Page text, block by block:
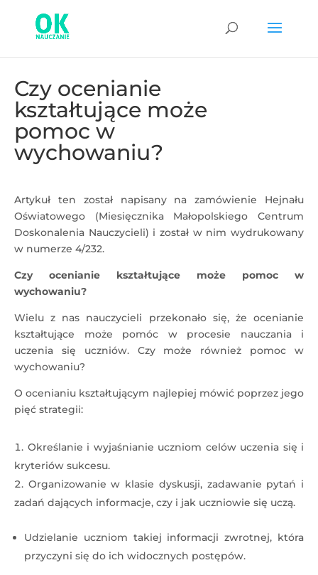
Czy ocenianie
kształtujące może
pomoc w
wychowaniu?
Artykuł ten został napisany na zamówienie Hejnału
Oświatowego (Miesięcznika Małopolskiego Centrum
Doskonalenia Nauczycieli) i został w nim wydrukowany
w numerze 4/232.
Czy ocenianie kształtujące może pomoc w
wychowaniu?
Wielu z nas nauczycieli przekonało się, że ocenianie
kształtujące może pomóc w procesie nauczania i
uczenia się uczniów. Czy może również pomoc w
wychowaniu?
O ocenianiu kształtującym najlepiej mówić poprzez jego
pięć strategii:
Określanie i wyjaśnianie uczniom celów uczenia się i
kryteriów sukcesu.
Organizowanie w klasie dyskusji, zadawanie pytań i
zadań dających informacje, czy i jak uczniowie się uczą.
Udzielanie uczniom takiej informacji zwrotnej, która
przyczyni się do ich widocznych postępów.